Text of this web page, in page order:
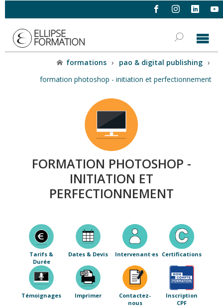
formations › pao & digital publishing ›
formation photoshop - initiation et perfectionnement
FORMATION PHOTOSHOP -
INITIATION ET
PERFECTIONNEMENT
Tarifs &
Durée
Dates & Devis Intervenant·es Certifications
Témoignages Imprimer
Contactez-
nous
Inscription
CPF